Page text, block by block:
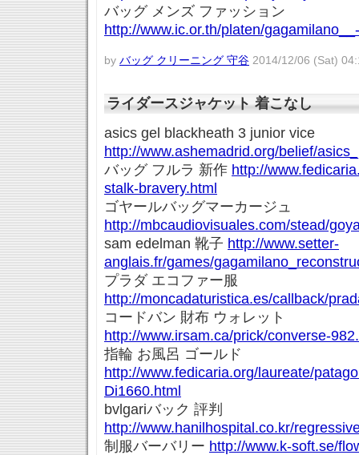
バッグ メンズ ファッション
http://www.ic.or.th/platen/
by バッグ クリーニング 守谷 2014/12/06 (Sat)
ライダースジャケット 着こなし
asics gel blackheath 3 junior vice
http://www.ashemadrid.org/belief/
バッグ フルラ 新作 http://
stalk-bravery.html
ゴヤールバッグマーカージュ
http://mbcaudiovisuales.com/stead/
sam edelman 靴子 http://www.setter-
anglais.fr/games/
プラダ エコファー服
http://moncadaturistica.es/callback/
コードバン 財布 ウォレット
http://www.irsam.ca/prick/converse-
指輪 お風呂 ゴールド
http://www.fedicaria.org/laureate/
Di1660.html
bvlgariバック 評判
http://www.hanilhospital.co.kr/
制服バーバリー http://www.k-soft.se/